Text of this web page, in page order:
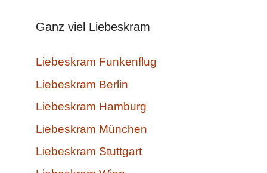
Ganz viel Liebeskram
Liebeskram Funkenflug
Liebeskram Berlin
Liebeskram Hamburg
Liebeskram München
Liebeskram Stuttgart